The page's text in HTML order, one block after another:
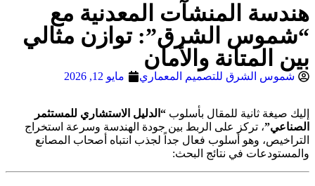
المنشآت المعدنية مع
الشرق”: توازن مثالي
المتانة والأمان
شموس الشرق للتصميم المعماري مايو 12, 2026
صيغة ثانية للمقال بأسلوب“الدليل الاستشاري للمستثمر
، تركز على الربط بين جودة الهندسة وسرعة استخراج
وهو أسلوب فعال جداً لجذب انتباه أصحاب المصانع
في نتائج البحث: